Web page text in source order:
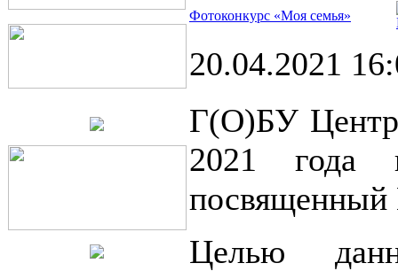
Фотоконкурс «Моя семья»
20.04.2021
Г(О)БУ Центр
2021 года
Целью